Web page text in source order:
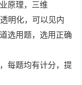
原理，三维
明化，可以见内
选用题，选用正确
每题均有计分，提